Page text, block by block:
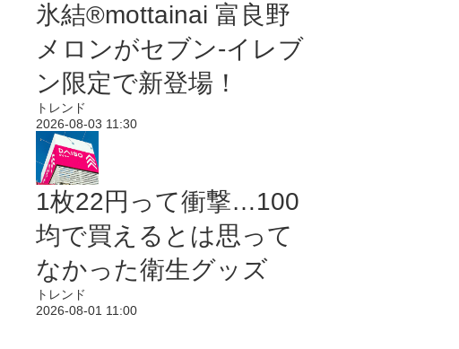
氷結®mottainai 富良野
メロンがセブン‐イレブ
ン限定で新登場！
トレンド
2026-08-03 11:30
1枚22円って衝撃…100
均で買えるとは思って
なかった衛生グッズ
トレンド
2026-08-01 11:00